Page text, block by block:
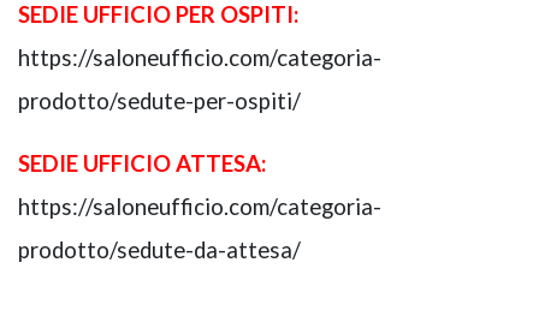
SEDIE UFFICIO PER OSPITI:
https://saloneufficio.com/categoria-
prodotto/sedute-per-ospiti/
SEDIE UFFICIO ATTESA:
https://saloneufficio.com/categoria-
prodotto/sedute-da-attesa/